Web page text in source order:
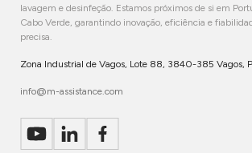
lavagem e desinfeção. Estamos próximos de si em
Cabo Verde, garantindo inovação, eficiência e
precisa.
Zona Industrial de Vagos, Lote 88, 3840-385 Vagos,
info@m-assistance.com